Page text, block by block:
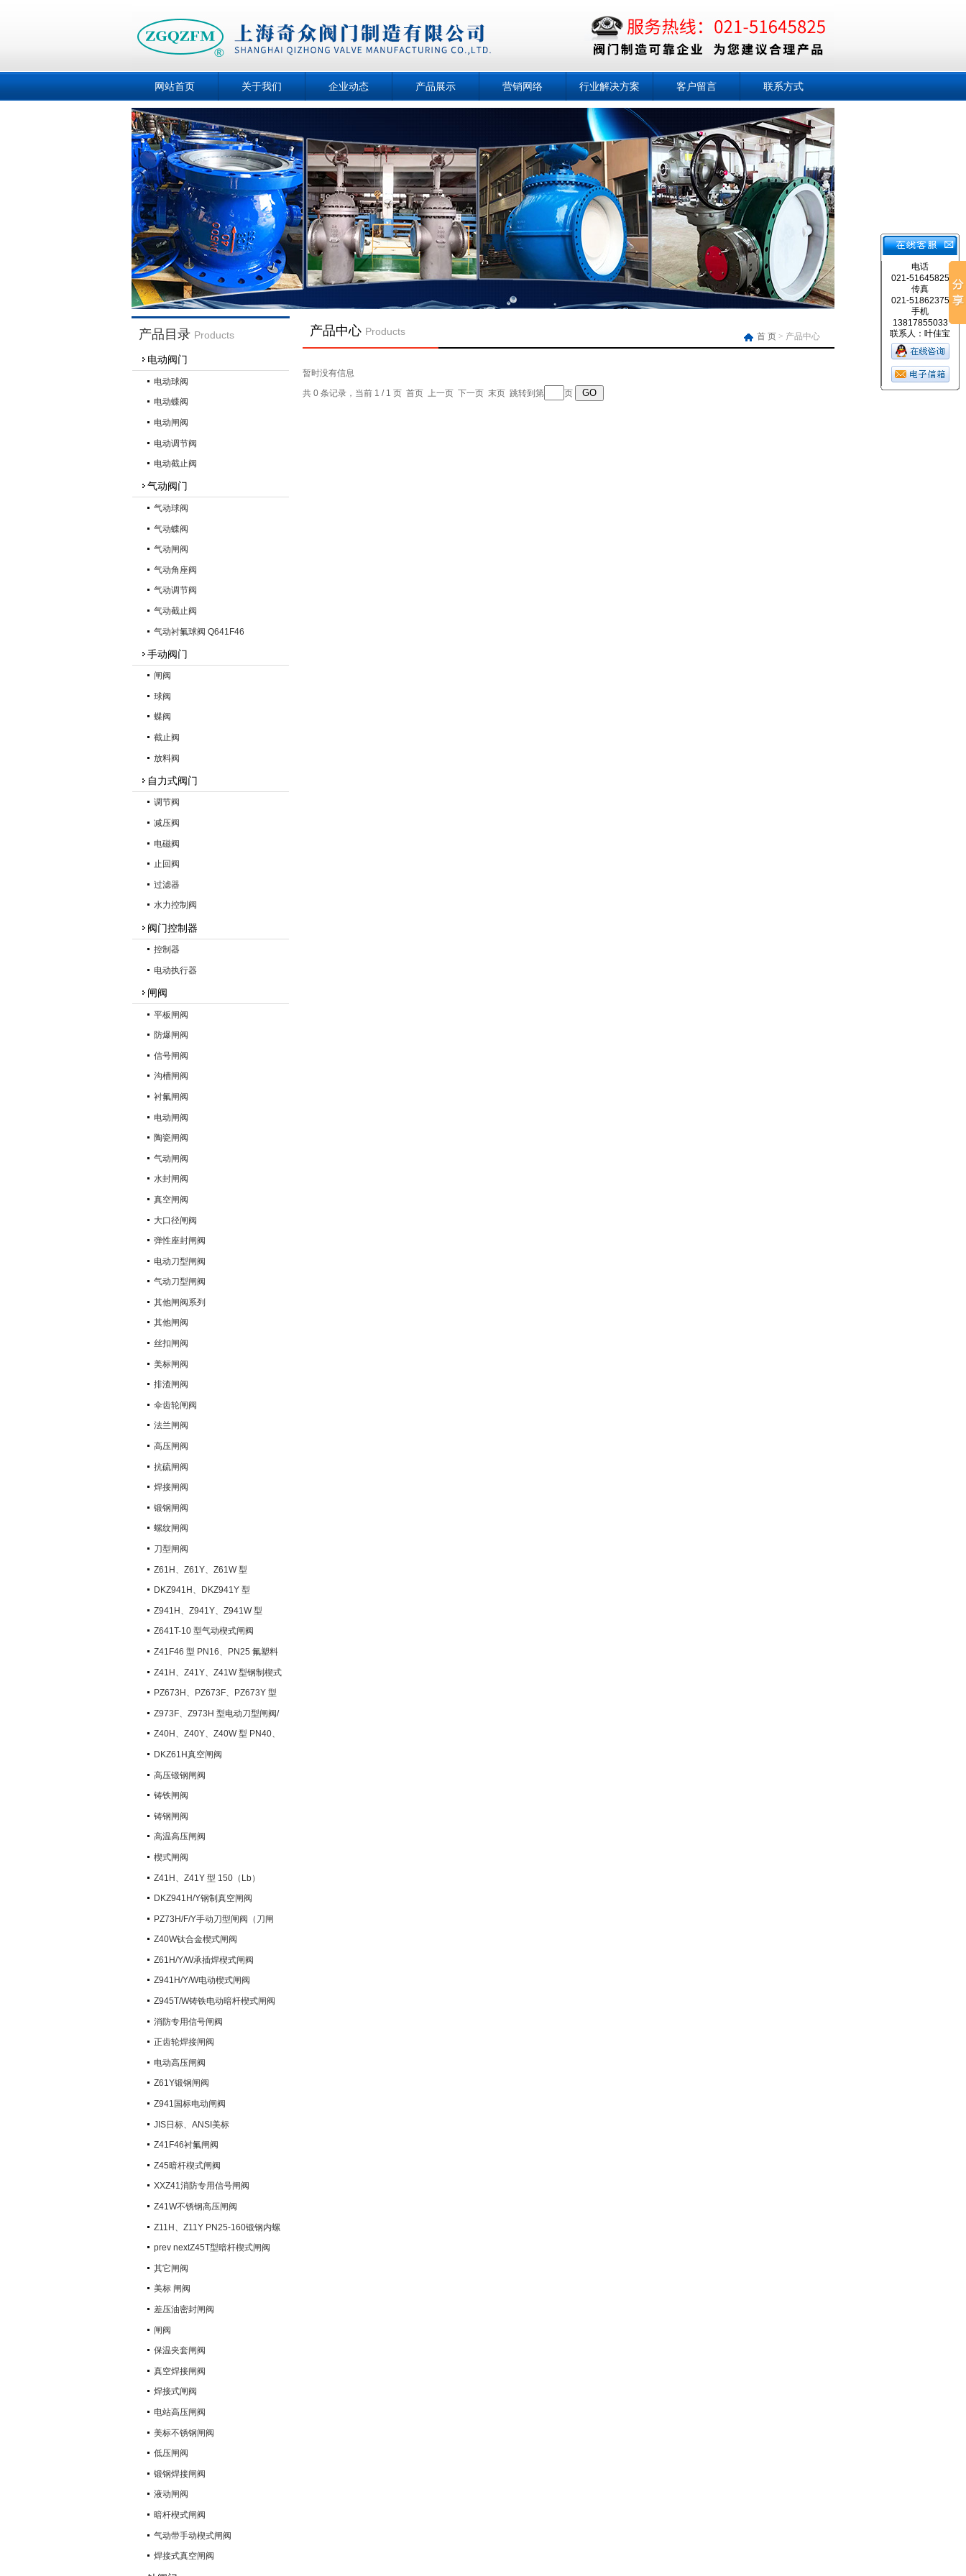
网站首页 关于我们 企业动态 产品展示 营销网络 行业解决方案 客户留言 联系方式
产品目录 Products
电动阀门
电动球阀
电动蝶阀
电动闸阀
电动调节阀
电动截止阀
气动阀门
气动球阀
气动蝶阀
气动闸阀
气动角座阀
气动调节阀
气动截止阀
气动衬氟球阀 Q641F46
手动阀门
闸阀
球阀
蝶阀
截止阀
放料阀
自力式阀门
调节阀
减压阀
电磁阀
止回阀
过滤器
水力控制阀
阀门控制器
控制器
电动执行器
闸阀
平板闸阀
防爆闸阀
信号闸阀
沟槽闸阀
衬氟闸阀
电动闸阀
陶瓷闸阀
气动闸阀
水封闸阀
真空闸阀
大口径闸阀
弹性座封闸阀
电动刀型闸阀
气动刀型闸阀
其他闸阀系列
其他闸阀
丝扣闸阀
美标闸阀
排渣闸阀
伞齿轮闸阀
法兰闸阀
高压闸阀
抗硫闸阀
焊接闸阀
锻钢闸阀
螺纹闸阀
刀型闸阀
Z61H、Z61Y、Z61W 型
PN100~PN160 承插焊楔式闸阀
DKZ941H、DKZ941Y 型
PN10~PN100 钢制真空闸阀
Z941H、Z941Y、Z941W 型
PN100~PN200 钢制电动楔式闸阀
Z641T-10 型气动楔式闸阀
Z41F46 型 PN16、PN25 氟塑料
衬里楔式闸阀
Z41H、Z41Y、Z41W 型钢制楔式
闸阀PZ673H、PZ673F、PZ673Y 型
气动刀型闸阀/刀闸阀
Z973F、Z973H 型电动刀型闸阀/
刀闸阀
Z40H、Z40Y、Z40W 型 PN40、
PN63 钢制楔式闸阀
DKZ61H真空闸阀
高压锻钢闸阀
铸铁闸阀
铸钢闸阀
高温高压闸阀
楔式闸阀
Z41H、Z41Y 型 150（Lb）
~600（Lb） 钢制楔式闸阀
DKZ941H/Y钢制真空闸阀
PZ73H/F/Y手动刀型闸阀（刀闸
阀）Z40W钛合金楔式闸阀
Z61H/Y/W承插焊楔式闸阀
Z941H/Y/W电动楔式闸阀
Z945T/W铸铁电动暗杆楔式闸阀
消防专用信号闸阀
正齿轮焊接闸阀
电动高压闸阀
Z61Y锻钢闸阀
Z941国标电动闸阀
JIS日标、ANSI美标
Z41F46衬氟闸阀
Z45暗杆楔式闸阀
XXZ41消防专用信号闸阀
Z41W不锈钢高压闸阀
Z11H、Z11Y PN25-160锻钢内螺
纹楔式闸阀
prev nextZ45T型暗杆楔式闸阀
其它闸阀
美标 闸阀
差压油密封闸阀
闸阀
保温夹套闸阀
真空焊接闸阀
焊接式闸阀
电站高压闸阀
美标不锈钢闸阀
低压闸阀
锻钢焊接闸阀
液动闸阀
暗杆楔式闸阀
气动带手动楔式闸阀
焊接式真空闸阀
产品中心 Products 首 页 > 产品中心
暂时没有信息
共 0 条记录，当前 1 / 1 页 首页 上一页 下一页 末页 跳转到第
页
电话
021-51645825
传真
021-51862375
手机
13817855033
联系人：叶佳宝